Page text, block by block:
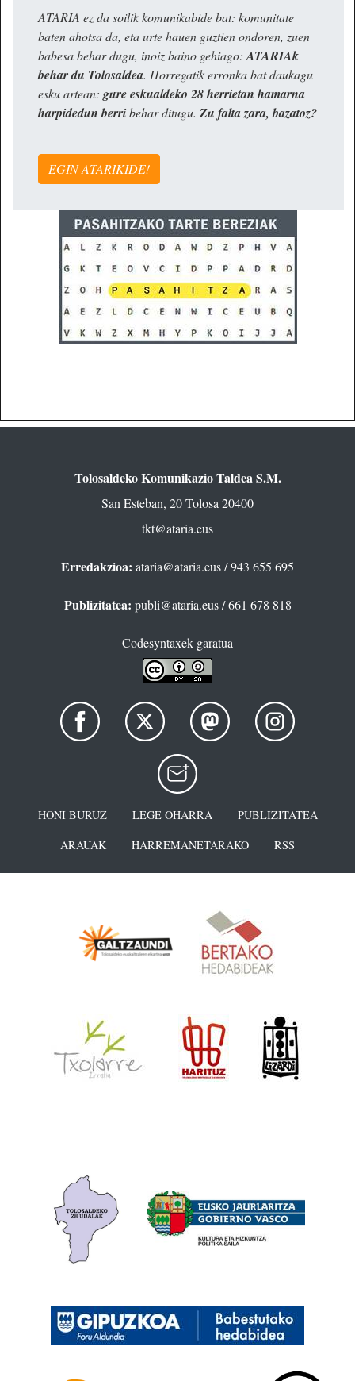
ATARIA ez da soilik komunikabide bat: komunitate
baten ahotsa da, eta urte hauen guztien ondoren, zuen
babesa behar dugu, inoiz baino gehiago: ATARIAk
behar du Tolosaldea. Horregatik erronka bat daukagu
esku artean: gure eskualdeko 28 herrietan hamarna
harpidedun berribehar ditugu. Zu falta zara, bazatoz?
EGIN ATARIKIDE!
Tolosaldeko Komunikazio Taldea S.M.
San Esteban, 20 Tolosa 20400
tkt@ataria.eus
Erredakzioa: ataria@ataria.eus/ 943 655 695
Publizitatea: publi@ataria.eus/ 661 678 818
Codesyntaxek garatua
HONI BURUZ LEGE OHARRA
PUBLIZITATEA
ARAUAK
HARREMANETARAKO RSS